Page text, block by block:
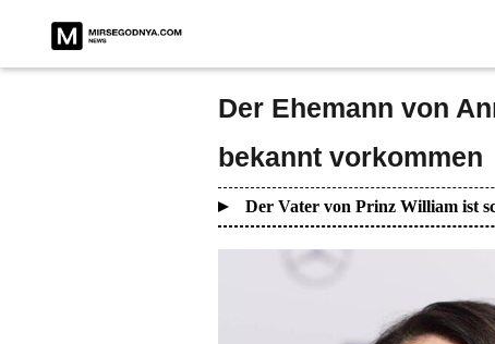
Der Ehemann von
bekannt vorkommen
Der Vater von Prinz William ist